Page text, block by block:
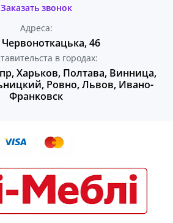
Заказать звонок
Адреса:
46
в городах:
Ровно, Львов, Ивано-
Франковск